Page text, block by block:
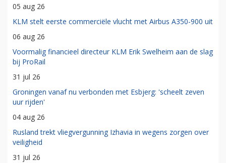
05 aug 26
KLM stelt eerste commerciële vlucht met Airbus A350-900 uit
06 aug 26
Voormalig financieel directeur KLM Erik Swelheim aan de slag
bij ProRail
31 jul 26
Groningen vanaf nu verbonden met Esbjerg: 'scheelt zeven
uur rijden'
04 aug 26
Rusland trekt vliegvergunning Izhavia in wegens zorgen over
veiligheid
31 jul 26